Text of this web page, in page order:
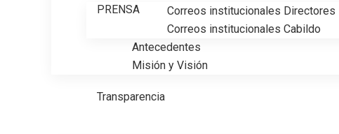
Correos institucionales Directores
Correos institucionales Cabildo
Antecedentes
Misión y Visión
PRENSA
Transparencia